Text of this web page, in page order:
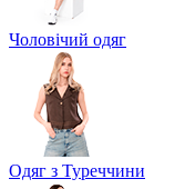
Чоловічий одяг
Одяг з Туреччини